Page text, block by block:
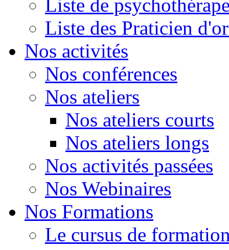
Liste de
Liste des Praticien
Nos activités
Nos conférences
Nos ateliers
Nos ateliers courts
Nos ateliers longs
Nos activités passées
Nos Webinaires
Nos Formations
Le cursus de